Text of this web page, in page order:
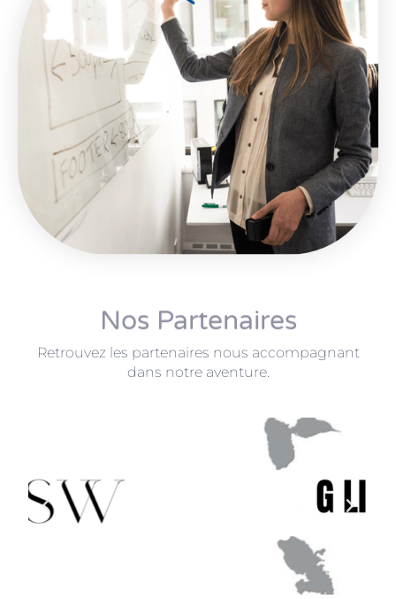
Nos Partenaires
Retrouvez les partenaires nous accompagnant
dans notre aventure.